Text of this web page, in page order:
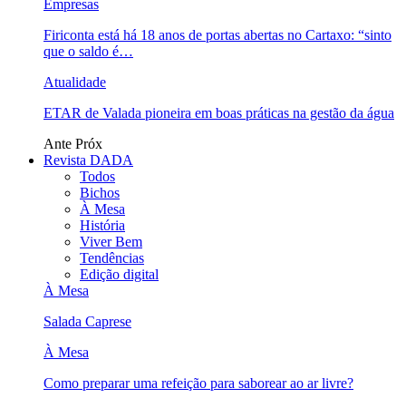
Empresas
Firiconta está há 18 anos de portas abertas no Cartaxo: “sinto
que o saldo é…
Atualidade
ETAR de Valada pioneira em boas práticas na gestão da água
Ante Próx
Revista DADA
Todos
Bichos
À Mesa
História
Viver Bem
Tendências
Edição digital
À Mesa
Salada Caprese
À Mesa
Como preparar uma refeição para saborear ao ar livre?